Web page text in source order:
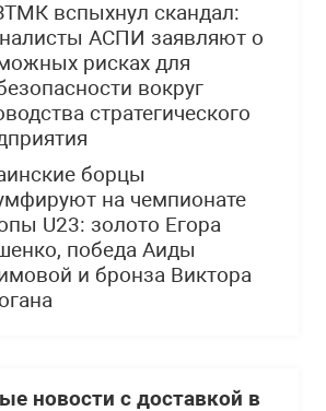
вспыхнул скандал:
АСПИ заявляют о
рисках для
вокруг
стратегического
борцы
на чемпионате
U23: золото Егора
победа Аиды
и бронза Виктора
новости с доставкой в